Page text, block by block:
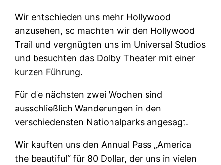
Wir entschieden uns mehr Hollywood
anzusehen, so machten wir den Hollywood
Trail und vergnügten uns im Universal Studios
und besuchten das Dolby Theater mit einer
kurzen Führung.
Für die nächsten zwei Wochen sind
ausschließlich Wanderungen in den
verschiedensten Nationalparks angesagt.
Wir kauften uns den Annual Pass „America
the beautiful“ für 80 Dollar, der uns in vielen